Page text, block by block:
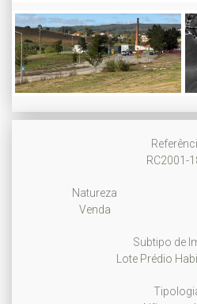
RC2001-
Natureza
Venda
Subtipo de
Lote Prédio